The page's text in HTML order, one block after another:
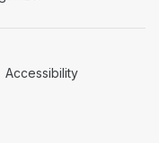
in a new tab)
Accessibility